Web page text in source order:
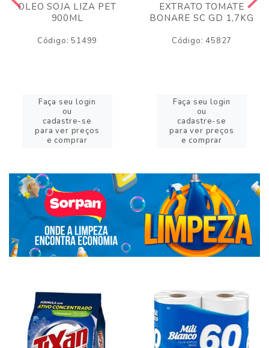
OLEO SOJA LIZA PET
900ML
Código: 51499
Faça seu login
ou
cadastre-se
para ver preços
e comprar
EXTRATO TOMATE
BONARE SC GD 1,7KG
Código: 45827
Faça seu login
ou
cadastre-se
para ver preços
e comprar